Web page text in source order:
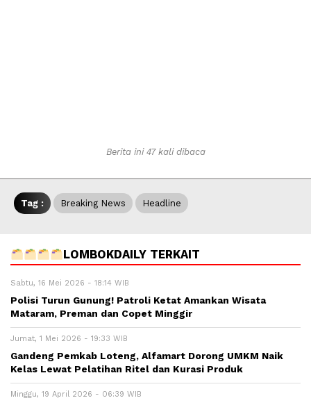
Berita ini 47 kali dibaca
Tag : Breaking News Headline
LOMBOKDAILY TERKAIT
Sabtu, 16 Mei 2026 - 18:14 WIB
Polisi Turun Gunung! Patroli Ketat Amankan Wisata
Mataram, Preman dan Copet Minggir
Jumat, 1 Mei 2026 - 19:33 WIB
Gandeng Pemkab Loteng, Alfamart Dorong UMKM Naik
Kelas Lewat Pelatihan Ritel dan Kurasi Produk
Minggu, 19 April 2026 - 06:39 WIB